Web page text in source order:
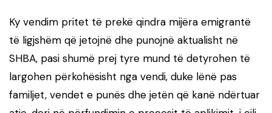
Ky vendim pritet të prekë qindra mijëra emigrantë
të ligjshëm që jetojnë dhe punojnë aktualisht në
SHBA, pasi shumë prej tyre mund të detyrohen të
largohen përkohësisht nga vendi, duke lënë pas
familjet, vendet e punës dhe jetën që kanë ndërtuar